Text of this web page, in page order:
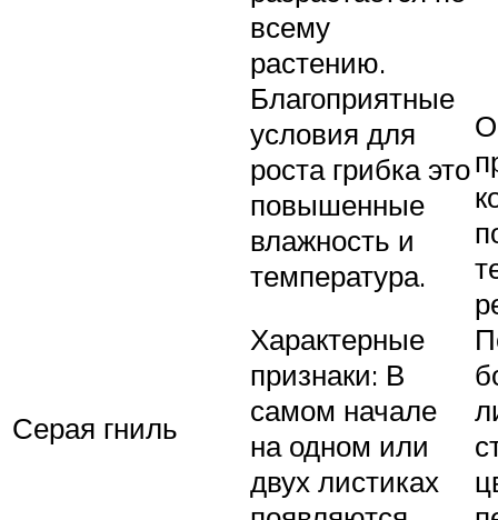
Серая гниль
всему
растению.
Благоприятные
условия для
роста грибка это
повышенные
влажность и
температура.
Характерные
признаки: В
самом начале
на одном или
двух листиках